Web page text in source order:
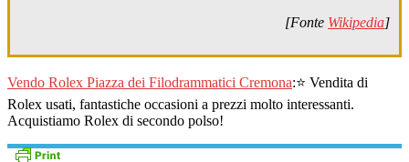
[Fonte Wikipedia]
Vendo Rolex Piazza dei Filodrammatici Cremona:⭐ Vendita di
Rolex usati, fantastiche occasioni a prezzi molto interessanti.
Acquistiamo Rolex di secondo polso!